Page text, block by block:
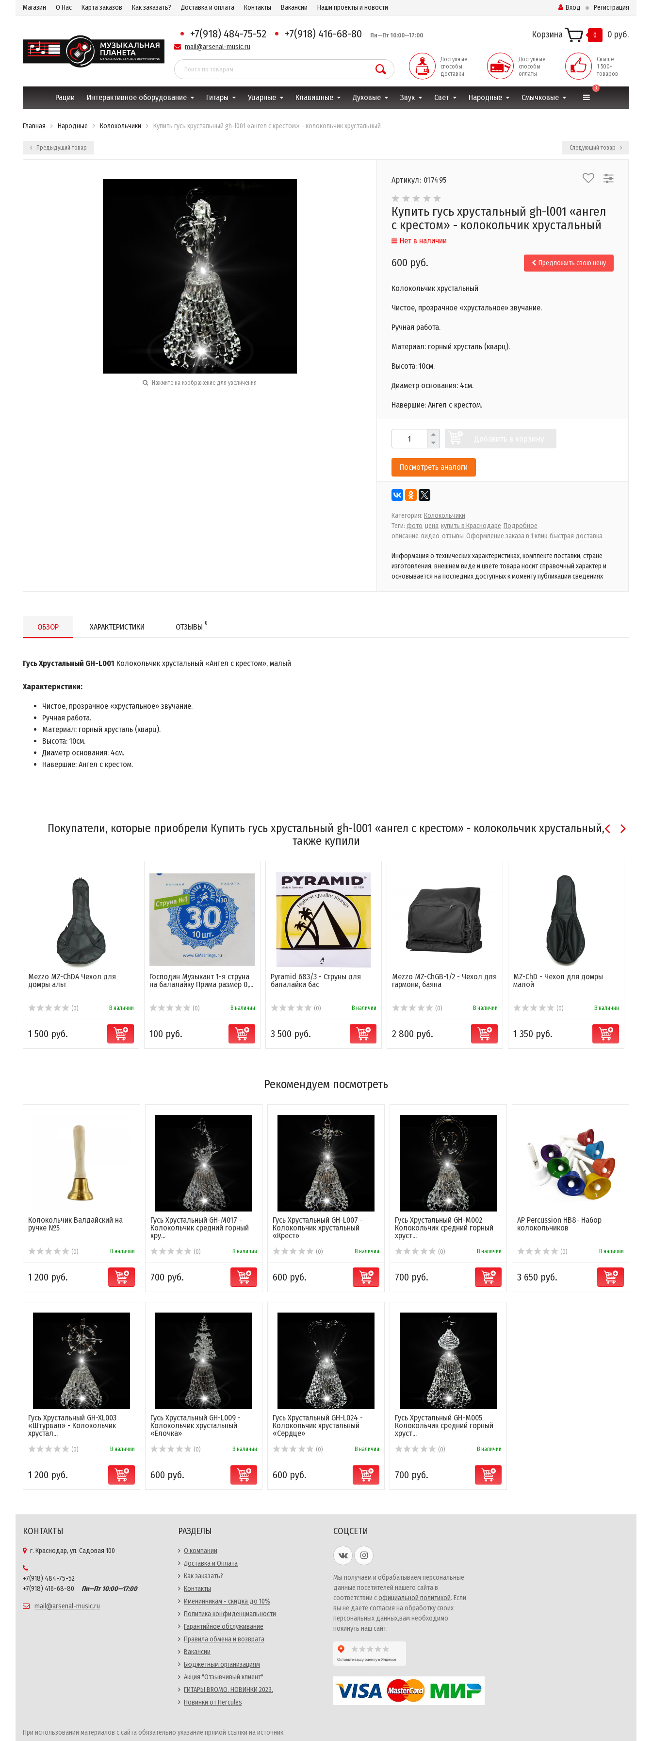
Магазин О Нас Карта заказов Как заказать? Доставка и оплата Контакты Вакансии Наши проекты и новости Вход Регистрация
+7(918) 484-75-52 +7(918) 416-68-80 Пн—Пт 10:00—17:00
mail@arsenal-music.ru
Корзина 0 0 руб.
Доступные
способы
доставки
Доступные
способы
оплаты
Свыше
1 500+
товаров
Рации Интерактивное оборудование Гитары Ударные Клавишные Духовые Звук Свет Народные Смычковые
3
Главная Народные Колокольчики Купить гусь хрустальный gh-l001 «ангел с крестом» - колокольчик хрустальный
Предыдущий товар Следующий товар
Нажмите на изображение для увеличения
Артикул: 017495
Купить гусь хрустальный gh-l001 «ангел
с крестом» - колокольчик хрустальный
Нет в наличии
600 руб. Предложить свою цену
Колокольчик хрустальный
Чистое, прозрачное «хрустальное» звучание.
Ручная работа.
Материал: горный хрусталь (кварц).
Высота: 10см.
Диаметр основания: 4см.
Навершие: Ангел с крестом.
Посмотреть аналоги
Категория: Колокольчики
Теги: фото цена купить в Краснодаре Подробное
описание видео отзывы Оформление заказа в 1 клик быстрая доставка
Информация о технических характеристиках, комплекте поставки, стране
изготовления, внешнем виде и цвете товара носит справочный характер и
основывается на последних доступных к моменту публикации сведениях
ОБЗОР ХАРАКТЕРИСТИКИ ОТЗЫВЫ 0
Гусь Хрустальный GH-L001 Колокольчик хрустальный «Ангел с крестом», малый
Характеристики:
Чистое, прозрачное «хрустальное» звучание.
Ручная работа.
Материал: горный хрусталь (кварц).
Высота: 10см.
Диаметр основания: 4см.
Навершие: Ангел с крестом.
Покупатели, которые приобрели Купить гусь хрустальный gh-l001 «ангел с крестом» - колокольчик хрустальный,
также купили
Mezzo MZ-ChDA Чехол для
домры альт
(0) В наличии
1 500 руб.
Господин Музыкант 1-я струна
на балалайку Прима размер 0,...
(0) В наличии
100 руб.
Pyramid 683/3 - Струны для
балалайки бас
(0) В наличии
3 500 руб.
Mezzo MZ-ChGB-1/2 - Чехол для
гармони, баяна
(0) В наличии
2 800 руб.
MZ-ChD - Чехол для домры
малой
(0) В наличии
1 350 руб.
Рекомендуем посмотреть
Колокольчик Валдайский на
ручке №5
(0) В наличии
1 200 руб.
Гусь Хрустальный GH-M017 -
Колокольчик средний горный
хру...
(0) В наличии
700 руб.
Гусь Хрустальный GH-L007 -
Колокольчик хрустальный
«Крест»
(0) В наличии
600 руб.
Гусь Хрустальный GH-M002
Колокольчик средний горный
хруст...
(0) В наличии
700 руб.
AP Percussion HB8- Набор
колокольчиков
(0) В наличии
3 650 руб.
Гусь Хрустальный GH-XL003
«Штурвал» - Колокольчик
хрустал...
(0) В наличии
1 200 руб.
Гусь Хрустальный GH-L009 -
Колокольчик хрустальный
«Елочка»
(0) В наличии
600 руб.
Гусь Хрустальный GH-L024 -
Колокольчик хрустальный
«Сердце»
(0) В наличии
600 руб.
Гусь Хрустальный GH-M005
Колокольчик средний горный
хруст...
(0) В наличии
700 руб.
КОНТАКТЫ
г. Краснодар, ул. Садовая 100
+7(918) 484-75-52
+7(918) 416-68-80
Пн—Пт 10:00—17:00
mail@arsenal-music.ru
РАЗДЕЛЫ
О компании
Доставка и Оплата
Как заказать?
Контакты
Именинникам - скидка до 10%
Политика конфиденциальности
Гарантийное обслуживание
Правила обмена и возврата
Вакансии
Бюджетным организациям
Акция "Отзывчивый клиент"
ГИТАРЫ BROMO. НОВИНКИ 2023.
Новинки от Hercules
СОЦСЕТИ
Мы получаем и обрабатываем персональные
данные посетителей нашего сайта в
соответствии софициальной политикой. Если
вы не даете согласия на обработку своих
персональных данных,вам необходимо
покинуть наш сайт.
При использовании материалов с сайта обязательно указание прямой ссылки на источник.